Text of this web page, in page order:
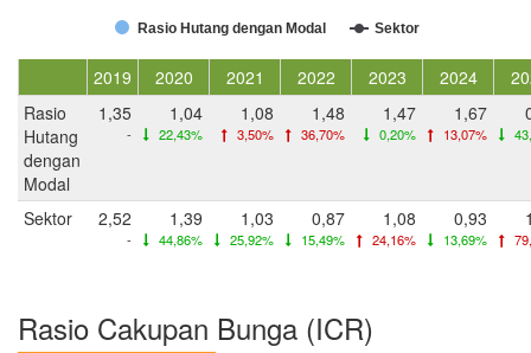
Rasio Hutang dengan Modal Sektor
2019 2020 2021 2022 2023 2024
Rasio
Hutang
dengan
Modal
1,35
-
1,04
22,43%
1,08
3,50%
1,48
36,70%
1,47
0,20%
1,67
13,07%
Sektor 2,52
-
1,39
44,86%
1,03
25,92%
0,87
15,49%
1,08
24,16%
0,93
13,69%
Rasio Cakupan Bunga (ICR)